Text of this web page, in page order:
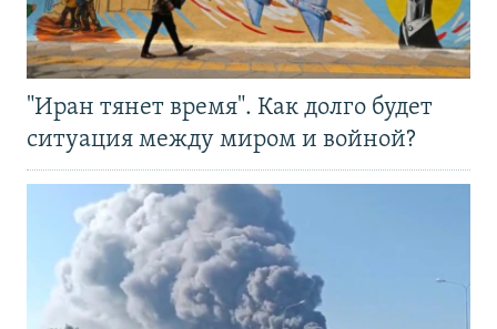
"Иран тянет время". Как долго будет
ситуация между миром и войной?